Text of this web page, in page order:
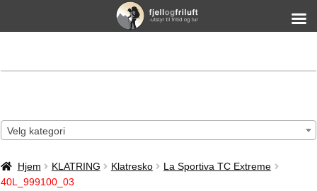
Velg kategori
Hjem KLATRING Klatresko
La Sportiva TC Extreme
40L_999100_03